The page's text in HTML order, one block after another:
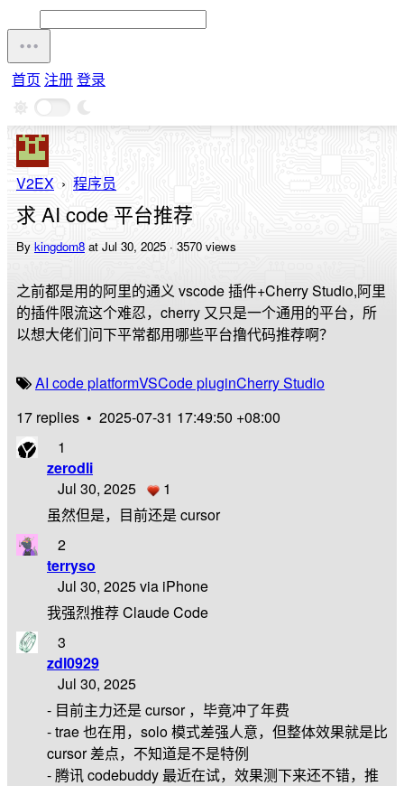
首页 注册登录
V2EX › 程序员
求 AI code 平台推荐
By kingdom8 at Jul 30, 2025 · 3570 views
之前都是用的阿里的通义 vscode 插件+Cherry Studio,阿里
的插件限流这个难忍，cherry 又只是一个通用的平台，所
以想大佬们问下平常都用哪些平台撸代码推荐啊？
AI code platformVSCode pluginCherry Studio
17 replies • 2025-07-31 17:49:50 +08:00
1
zerodli
Jul 30, 2025
1
虽然但是，目前还是 cursor
2
terryso
Jul 30, 2025 via iPhone
我强烈推荐 Claude Code
3
zdl0929
Jul 30, 2025
- 目前主力还是 cursor ，毕竟冲了年费
- trae 也在用，solo 模式差强人意，但整体效果就是比
cursor 差点，不知道是不是特例
- 腾讯 codebuddy 最近在试，效果测下来还不错，推